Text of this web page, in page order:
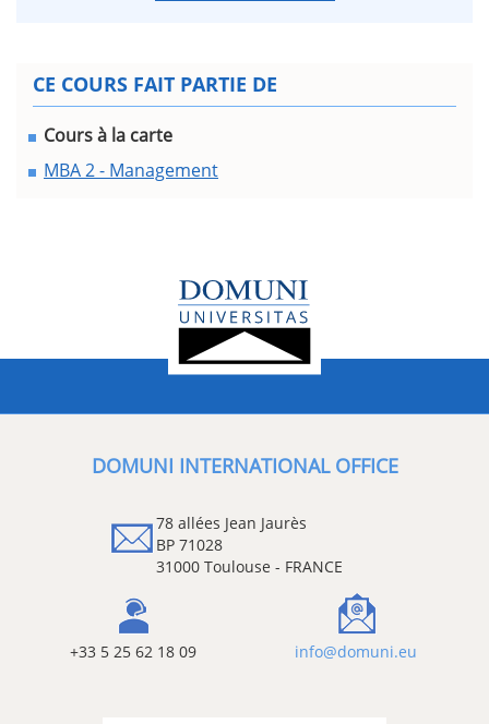
CE COURS FAIT PARTIE DE
Cours à la carte
MBA 2 - Management
DOMUNI INTERNATIONAL OFFICE
78 allées Jean Jaurès
BP 71028
31000 Toulouse - FRANCE
+33 5 25 62 18 09 info@domuni.eu